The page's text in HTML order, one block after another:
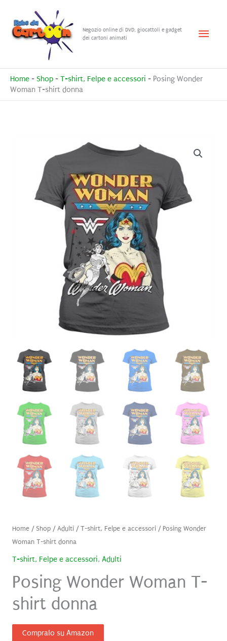
contenuto
Negozio online di DVD, giocattoli e gadget
dei cartoni animati
Menu
Home - Shop - T-shirt, Felpe e accessori - Posing Wonder
Woman T-shirt donna
Home/ Shop/Adulti/T-shirt, Felpe e accessori/ Posing Wonder
Woman T-shirt donna
T-shirt, Felpe e accessori, Adulti
Posing Wonder Woman T-
shirt donna
Compralo su Amazon